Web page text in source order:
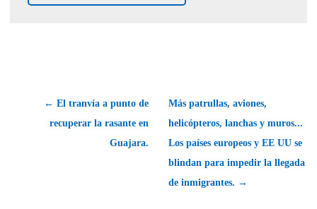
← El tranvía a punto de
recuperar la rasante en
Guajara.
Más patrullas, aviones,
helicópteros, lanchas y muros...
Los países europeos y EE UU se
blindan para impedir la llegada
de inmigrantes. →